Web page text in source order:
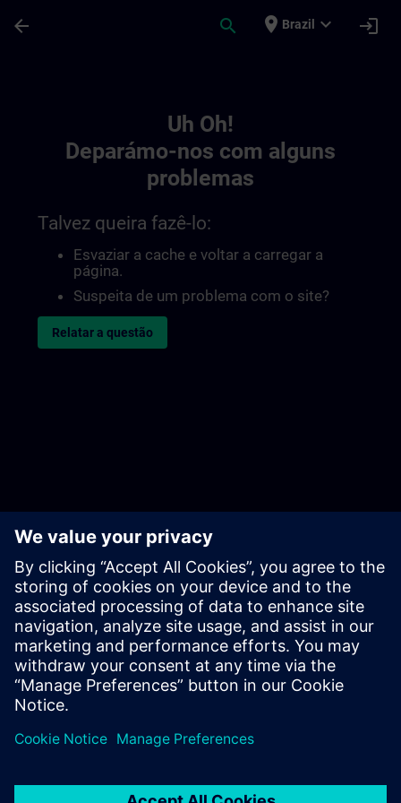
arrow_back search place Brazil expand_more login
Uh Oh!
Deparámo-nos com alguns
problemas
Talvez queira fazê-lo:
Esvaziar a cache e voltar a carregar a
página.
Suspeita de um problema com o site?
Relatar a questão